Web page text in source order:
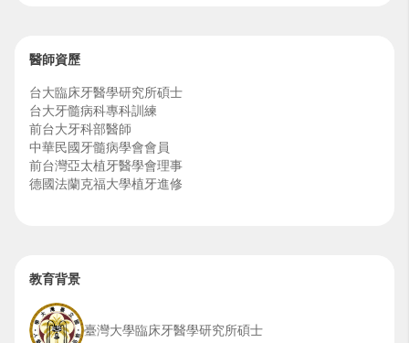
醫師資歷
台大臨床牙醫學研究所碩士
台大牙髓病科專科訓練
前台大牙科部醫師
中華民國牙髓病學會會員
前台灣亞太植牙醫學會理事
德國法蘭克福大學植牙進修
教育背景
臺灣大學臨床牙醫學研究所碩士